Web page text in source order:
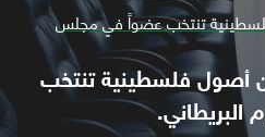
تنتخب عضواً في مجلس
أصول فلسطينية تنتخب